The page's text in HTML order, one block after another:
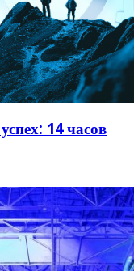
14 часов